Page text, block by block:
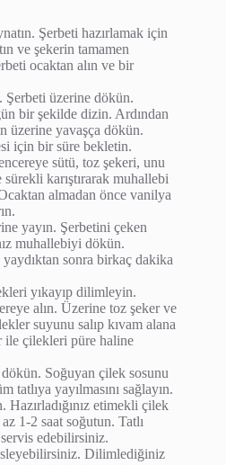
Şerbeti hazırlamak için
ve şekerin tamamen
ocaktan alın ve bir
üzerine dökün.
bir şekilde dizin. Ardından
üzerine yavaşça dökün.
için bir süre bekletin.
sütü, toz şekeri, unu
karıştırarak muhallebi
almadan önce vanilya
yayın. Şerbetini çeken
muhallebiyi dökün.
sonra birkaç dakika
yıkayıp dilimleyin.
alın. Üzerine toz şeker ve
suyunu salıp kıvam alana
ile çilekleri püre haline
Soğuyan çilek sosunu
tatlıya yayılmasını sağlayın.
Hazırladığınız etimekli çilek
az 1-2 saat soğutun. Tatlı
edebilirsiniz.
Dilimlediğiniz